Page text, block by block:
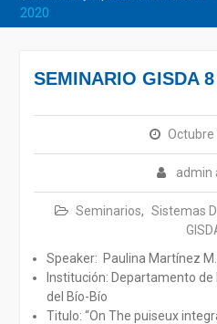
2020
SEMINARIO GISDA
Octubre
admin
Seminarios, Sistemas
Speaker: Paulina Martínez M.
Institución: Departamento
del Bío-Bío
Titulo: “On The puiseux